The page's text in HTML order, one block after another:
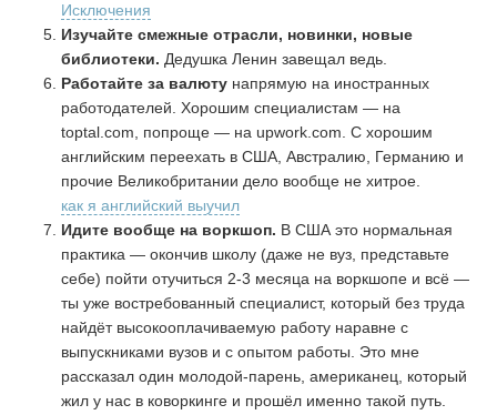
Исключения
Изучайте смежные отрасли, новинки, новые
библиотеки. Дедушка Ленин завещал ведь.
Работайте за валюту напрямую на иностранных
работодателей. Хорошим специалистам — на
toptal.com, попроще — на upwork.com. С хорошим
английским переехать в США, Австралию, Германию и
прочие Великобритании дело вообще не хитрое.
как я английский выучил
Идите вообще на воркшоп. В США это нормальная
практика — окончив школу (даже не вуз, представьте
себе) пойти отучиться 2-3 месяца на воркшопе и всё —
ты уже востребованный специалист, который без труда
найдёт высокооплачиваемую работу наравне с
выпускниками вузов и с опытом работы. Это мне
рассказал один молодой-парень, американец, который
жил у нас в коворкинге и прошёл именно такой путь.